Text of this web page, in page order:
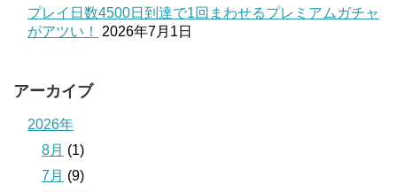
プレイ日数4500日到達で1回まわせるプレミアムガチャ
がアツい！
2026年7月1日
アーカイブ
2026年
8月 (1)
7月 (9)